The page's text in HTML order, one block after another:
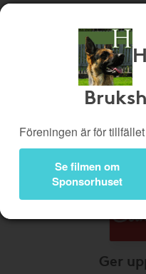
Köp genom denna sida
Butiker
Bli medlem
Föreningen är för
Se filmen om
Sponsorhuset
Ger